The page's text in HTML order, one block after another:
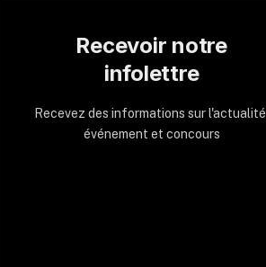
Recevoir notre
infolettre
Recevez des informations sur l'actualité,
événement et concours